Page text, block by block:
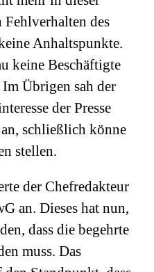
des
Anhaltspunkte.
keine Beschäftigte
Übrigen sah der
der Presse
schließlich könne
stellen.
der Chefredakteur
an. Dieses hat nun,
dass die begehrte
muss. Das